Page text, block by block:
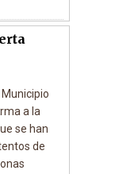
Municipio
a la
se han
de